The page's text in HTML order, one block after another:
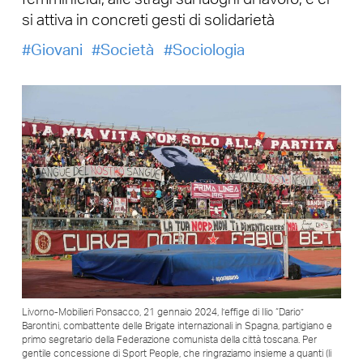
si attiva in concreti gesti di solidarietà
Giovani
Società Sociologia
Livorno-Mobilieri Ponsacco, 21 gennaio 2024, l’effige di Ilio “Dario”
Barontini, combattente delle Brigate internazionali in Spagna, partigiano e
primo segretario della Federazione comunista della città toscana. Per
gentile concessione di Sport People, che ringraziamo insieme a quanti (li